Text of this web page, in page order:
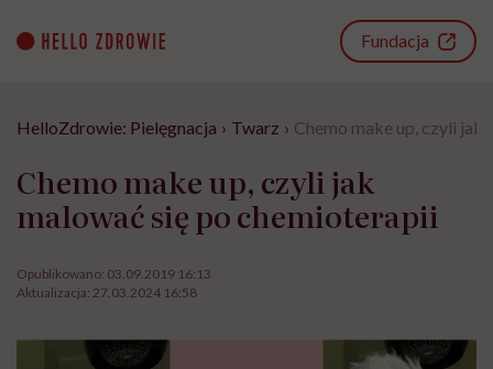
content
Fundacja
HelloZdrowie: Pielęgnacja › Twarz › Chemo make up, czyli jak
Chemo make up, czyli jak
malować się po chemioterapii
Opublikowano: 03.09.2019 16:13
Aktualizacja: 27.03.2024 16:58